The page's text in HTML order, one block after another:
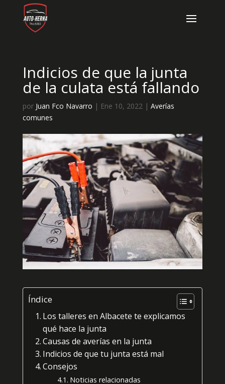
Indicios de que la junta
de la culata está fallando
por Juan Fco Navarro | Ene 10, 2022| Averías
comunes
Índice
Los talleres en Albacete te explicamos
qué hace la junta
Causas de averías en la junta
Indicios de que tu junta está mal
Consejos
Noticias relacionadas